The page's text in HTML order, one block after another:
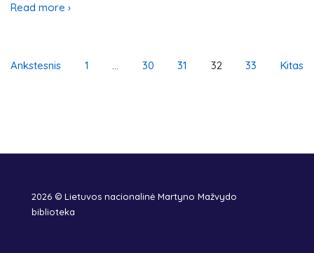
Read more ›
Įrašų
Ankstesnis 1 … 30 31 32 33 Kitas
2026 © Lietuvos nacionalinė Martyno Mažvydo
biblioteka